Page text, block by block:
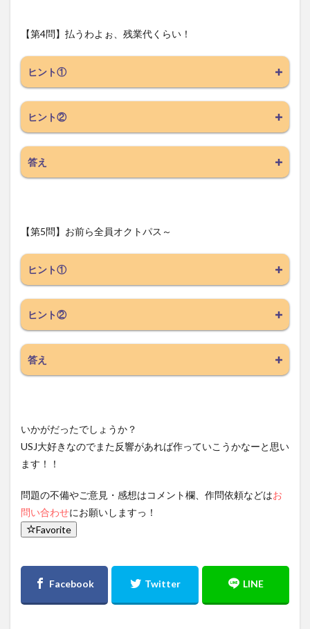
【第4問】払うわよぉ、残業代くらい！
ヒント①
ヒント②
答え
【第5問】お前ら全員オクトパス～
ヒント①
ヒント②
答え
いかがだったでしょうか？
USJ大好きなのでまた反響があれば作っていこうかなーと思い
ます！！
問題の不備やご意見・感想はコメント欄、作問依頼などはお
問い合わせにお願いしますっ！
Favorite